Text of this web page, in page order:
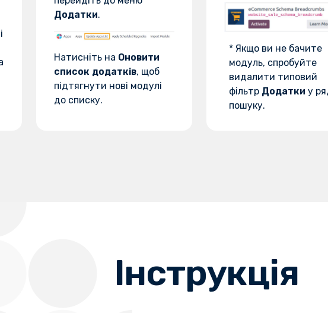
Додатки.
Натисніть на Оновити
список додатків, щоб
підтягнути нові модулі
до списку.
* Якщо ви не бачите
модуль, спробуйте
видалити типовий
фільтр Додатки у
пошуку.
Інструкція